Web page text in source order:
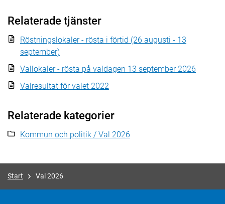
Relaterade tjänster
Röstningslokaler - rösta i förtid (26 augusti - 13
september)
Vallokaler - rösta på valdagen 13 september 2026
Valresultat för valet 2022
Relaterade kategorier
Kommun och politik / Val 2026
Start Val 2026